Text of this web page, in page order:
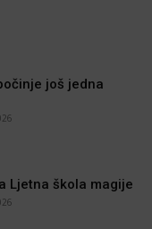
još jedna
Ljetna škola magije